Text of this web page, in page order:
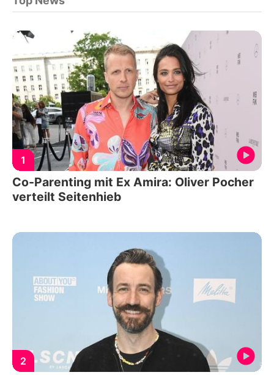
1
Co-Parenting mit Ex Amira: Oliver Pocher
verteilt Seitenhieb
2